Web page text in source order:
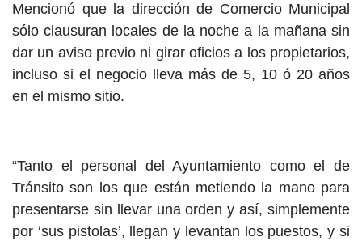
Mencionó que la dirección de Comercio Municipal
sólo clausuran locales de la noche a la mañana sin
dar un aviso previo ni girar oficios a los propietarios,
incluso si el negocio lleva más de 5, 10 ó 20 años
en el mismo sitio.
“Tanto el personal del Ayuntamiento como el de
Tránsito son los que están metiendo la mano para
presentarse sin llevar una orden y así, simplemente
por ‘sus pistolas’, llegan y levantan los puestos, y si